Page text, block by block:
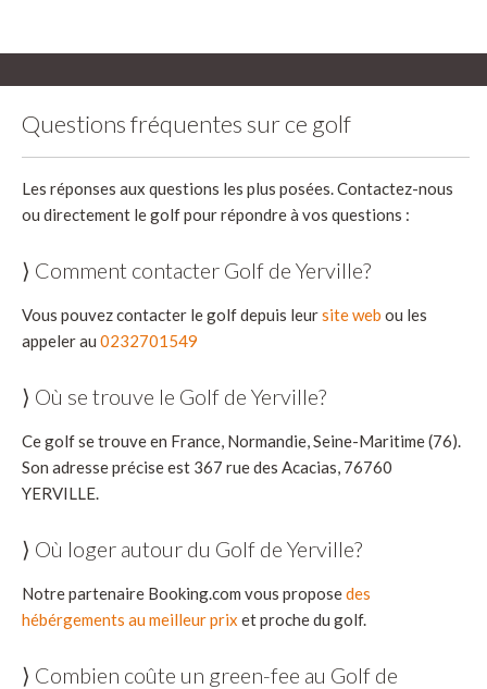
Questions fréquentes sur ce golf
Les réponses aux questions les plus posées. Contactez-nous
ou directement le golf pour répondre à vos questions :
⟩ Comment contacter Golf de Yerville?
Vous pouvez contacter le golf depuis leursite web ou les
appeler au 0232701549
⟩ Où se trouve le Golf de Yerville?
Ce golf se trouve en France, Normandie, Seine-Maritime (76).
Son adresse précise est 367 rue des Acacias, 76760
YERVILLE.
⟩ Où loger autour du Golf de Yerville?
Notre partenaire Booking.com vous proposedes
hébérgements au meilleur prix et proche du golf.
⟩ Combien coûte un green-fee au Golf de